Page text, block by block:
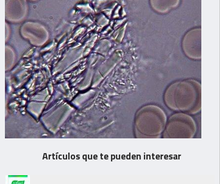
Artículos que te pueden interesar